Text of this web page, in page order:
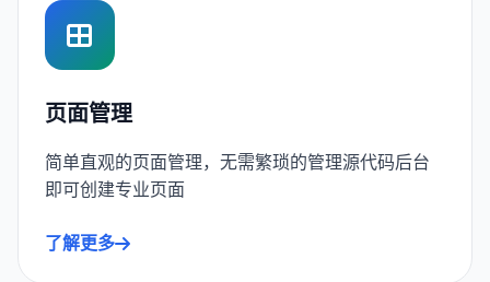
页面管理
简单直观的页面管理，无需繁琐的管理源代码后台
即可创建专业页面
了解更多